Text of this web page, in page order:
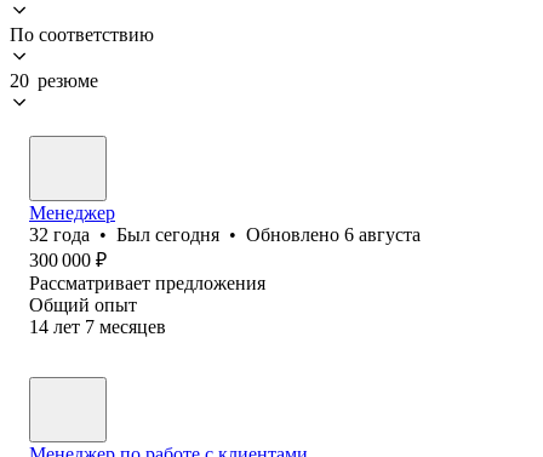
По соответствию
20 резюме
Менеджер
32 года • Был сегодня • Обновлено 6 августа
300 000 ₽
Рассматривает предложения
Общий опыт
14 лет 7 месяцев